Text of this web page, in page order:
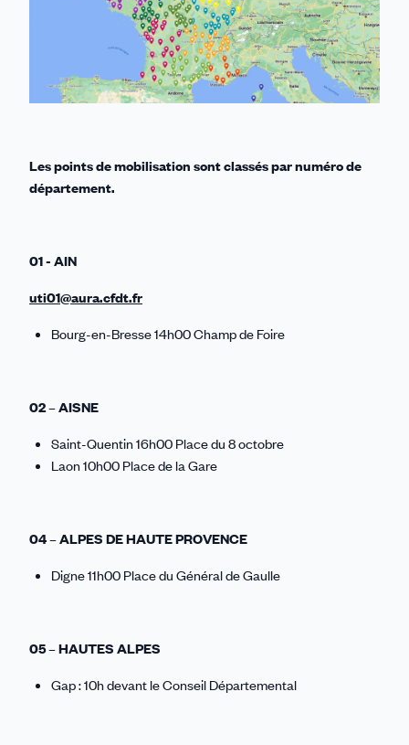
Les points de mobilisation sont classés par numéro de
département.
01 - AIN
uti01@aura.cfdt.fr
Bourg-en-Bresse 14h00 Champ de Foire
02 – AISNE
Saint-Quentin 16h00 Place du 8 octobre
Laon 10h00 Place de la Gare
04 – ALPES DE HAUTE PROVENCE
Digne 11h00 Place du Général de Gaulle
05 – HAUTES ALPES
Gap : 10h devant le Conseil Départemental